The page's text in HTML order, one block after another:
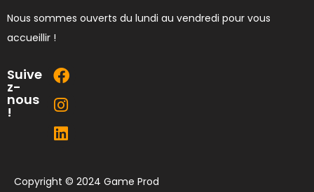
Nous sommes ouverts du lundi au vendredi pour vous
accueillir !
Suive
z-
nous
!
Copyright © 2024 Game Prod